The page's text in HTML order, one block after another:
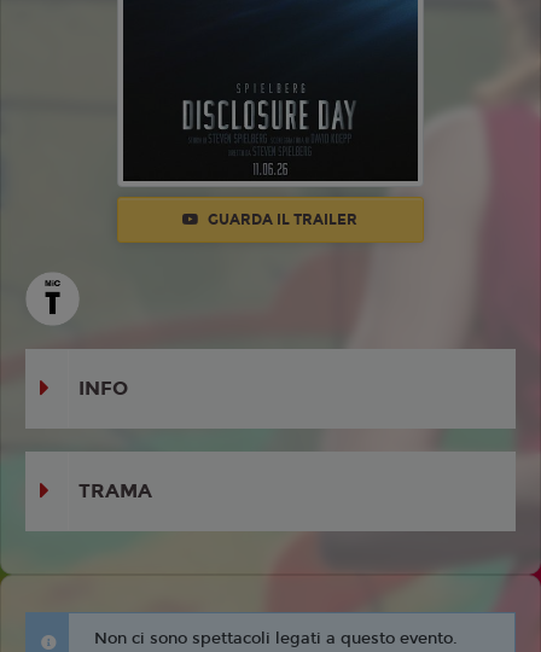
GUARDA IL TRAILER
INFO
TRAMA
Non ci sono spettacoli legati a questo evento.